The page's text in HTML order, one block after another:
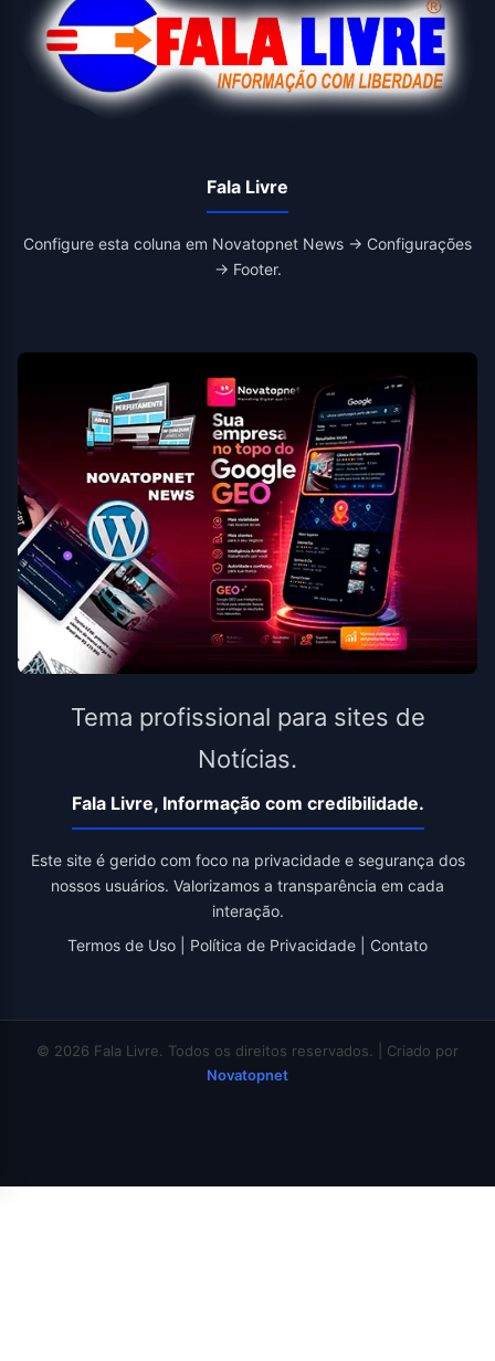
Fala Livre
Configure esta coluna em Novatopnet News → Configurações
→ Footer.
Tema profissional para sites de
Notícias.
Fala Livre, Informação com credibilidade.
Este site é gerido com foco na privacidade e segurança dos
nossos usuários. Valorizamos a transparência em cada
interação.
Termos de Uso
Política de Privacidade Contato
© 2026 Fala Livre. Todos os direitos reservados. | Criado por
Novatopnet